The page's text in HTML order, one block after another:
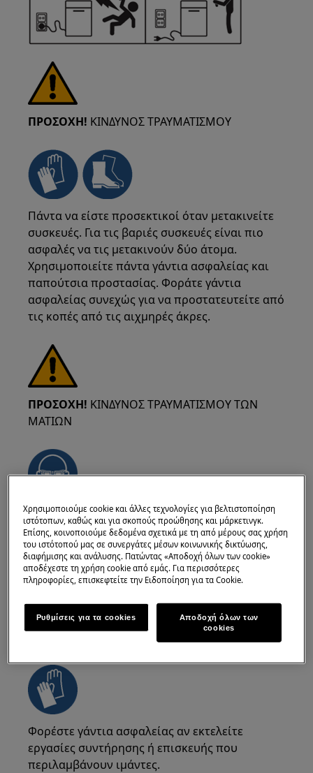
ΠΡΟΣΟΧΗ! ΚΙΝΔΥΝΟΣ ΤΡΑΥΜΑΤΙΣΜΟΥ
Πάντα να είστε προσεκτικοί όταν μετακινείτε
συσκευές. Για τις βαριές συσκευές είναι πιο
ασφαλές να τις μετακινούν δύο άτομα.
Χρησιμοποιείτε πάντα γάντια ασφαλείας και
παπούτσια προστασίας. Φοράτε γάντια
ασφαλείας συνεχώς για να προστατευτείτε από
τις κοπές από τις αιχμηρές άκρες.
ΠΡΟΣΟΧΗ! ΚΙΝΔΥΝΟΣ ΤΡΑΥΜΑΤΙΣΜΟΥ ΤΩΝ
ΜΑΤΙΩΝ
Φορέστε γυαλιά ασφαλείας αν εκτελείτε
εργασίες συντήρησης ή επισκευής που
περιλαμβάνουν ελατήρια.
ΚΙΝΔΥΝΟΣ ΔΑΓΚΩΜΑΤΟΣ
Φορέστε γάντια ασφαλείας αν εκτελείτε
εργασίες συντήρησης ή επισκευής που
περιλαμβάνουν ιμάντες.
Χρησιμοποιούμε cookie και άλλες τεχνολογίες για βελτιστοποίηση
ιστότοπων, καθώς και για σκοπούς προώθησης και μάρκετινγκ.
Επίσης, κοινοποιούμε δεδομένα σχετικά με τη από μέρους σας χρήση
του ιστότοπού μας σε συνεργάτες μέσων κοινωνικής δικτύωσης,
διαφήμισης και ανάλυσης. Πατώντας «Αποδοχή όλων των cookie»
αποδέχεστε τη χρήση cookie από εμάς. Για περισσότερες
πληροφορίες, επισκεφτείτε την Ειδοποίηση για τα Cookie.
Ρυθμίσεις για τα cookies
Αποδοχή όλων των
cookies